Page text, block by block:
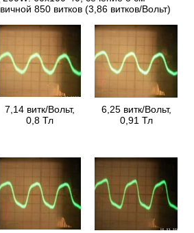
850 витков (3,86 витков/Вольт)
7,14 витк/Вольт,
0,8 Тл
6,25 витк/Вольт,
0,91 Тл